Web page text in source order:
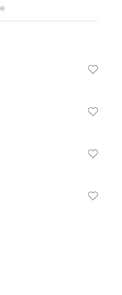
갤러리에 초대되며 국제적
있습니다.